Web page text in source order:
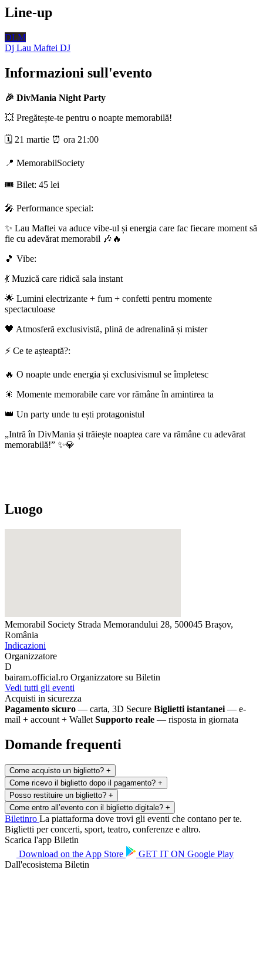
Line-up
DLM
Dj Lau Maftei DJ
Informazioni sull'evento
🎉 DivMania Night Party
💥 Pregătește-te pentru o noapte memorabilă!
🗓 21 martie ⏰ ora 21:00
📍 MemorabilSociety
🎟 Bilet: 45 lei
🎤 Performance special:
✨ Lau Maftei va aduce vibe-ul și energia care fac fiecare moment să
fie cu adevărat memorabil 🎶🔥
🎵 Vibe:
💃 Muzică care ridică sala instant
🌟 Lumini electrizante + fum + confetti pentru momente
spectaculoase
🖤 Atmosferă exclusivistă, plină de adrenalină și mister
⚡ Ce te așteaptă?:
🔥 O noapte unde energia și exclusivismul se împletesc
🎇 Momente memorabile care vor rămâne în amintirea ta
👑 Un party unde tu ești protagonistul
„Intră în DivMania și trăiește noaptea care va rămâne cu adevărat
memorabilă!” ✨💎
Luogo
Memorabil Society Strada Memorandului 28, 500045 Brașov,
România
Indicazioni
Organizzatore
D
bairam.official.ro Organizzatore su Biletin
Vedi tutti gli eventi
Acquisti in sicurezza
Pagamento sicuro — carta, 3D Secure Biglietti istantanei — e-
mail + account + Wallet Supporto reale — risposta in giornata
Domande frequenti
Come acquisto un biglietto? +
Come ricevo il biglietto dopo il pagamento? +
Posso restituire un biglietto? +
Come entro all’evento con il biglietto digitale? +
Biletinro La piattaforma dove trovi gli eventi che contano per te.
Biglietti per concerti, sport, teatro, conferenze e altro.
Scarica l'app Biletin
Download on the App Store GET IT ON Google Play
Dall'ecosistema Biletin